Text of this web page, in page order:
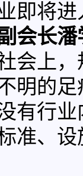
将进
会长
会上
明的
有行
准、